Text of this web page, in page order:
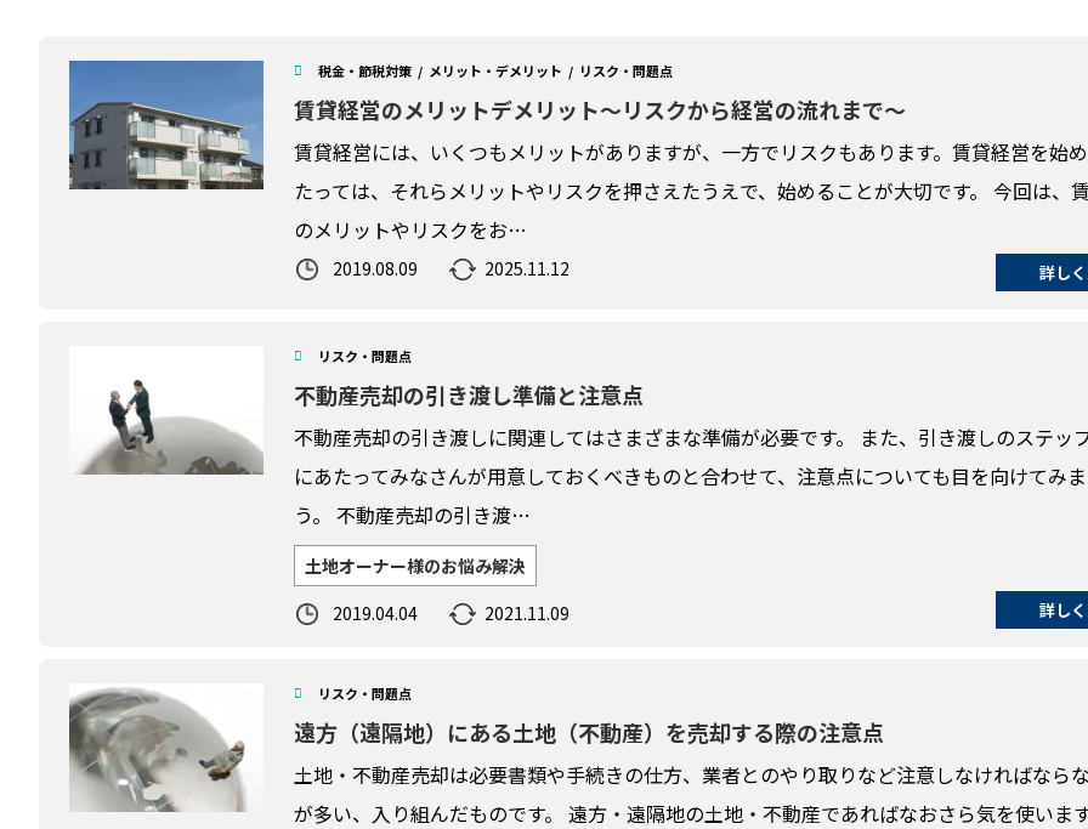
税金・節税対策 メリット・デメリット リスク・問題点
賃貸経営のメリットデメリット～リスクから経営の流れまで～
賃貸経営には、いくつもメリットがありますが、一方でリスクもあります。賃貸経営を始
たっては、それらメリットやリスクを押さえたうえで、始めることが大切です。 今回は、
のメリットやリスクをお…
2019.08.09 2025.11.12 詳し
リスク・問題点
不動産売却の引き渡し準備と注意点
不動産売却の引き渡しに関連してはさまざまな準備が必要です。 また、引き渡しのステッ
にあたってみなさんが用意しておくべきものと合わせて、注意点についても目を向けてみ
う。 不動産売却の引き渡…
土地オーナー様のお悩み解決
2019.04.04
2021.11.09 詳し
リスク・問題点
遠方（遠隔地）にある土地（不動産）を売却する際の注意点
土地・不動産売却は必要書類や手続きの仕方、業者とのやり取りなど注意しなければなら
が多い、入り組んだものです。 遠方・遠隔地の土地・不動産であればなおさら気を使いま